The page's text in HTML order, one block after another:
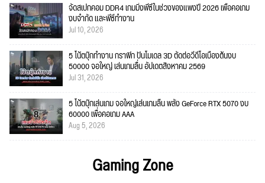
จัดสเปกคอม DDR4 เกมมิ่งพีซีในช่วงของแพงปี 2026 เพื่อคอเกม
งบจำกัด และพีซีทำงาน
Jul 10, 2026
5 โน้ตบุ๊กทำงาน กราฟิก ปั้นโมเดล 3D ตัดต่อวีดีโอเบื้องต้นงบ
50000 จอใหญ่ เล่นเกมลื่น อัปเดตสิงหาคม 2569
Jul 31, 2026
5 โน้ตบุ๊กเล่นเกม จอใหญ่เล่นเกมลื่น พลัง GeForce RTX 5070 งบ
60000 เพื่อคอเกม AAA
Aug 5, 2026
Gaming Zone